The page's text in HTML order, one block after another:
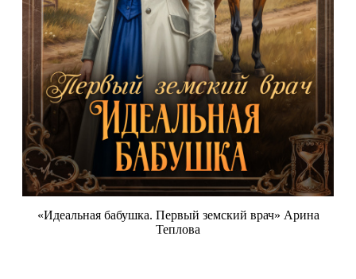
«Идеальная бабушка. Первый земский врач» Арина
Теплова